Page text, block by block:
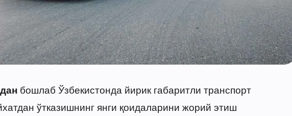
бошлаб Ўзбекистонда йирик габаритли транспорт
ўтказишнинг янги қоидаларини жорий этиш